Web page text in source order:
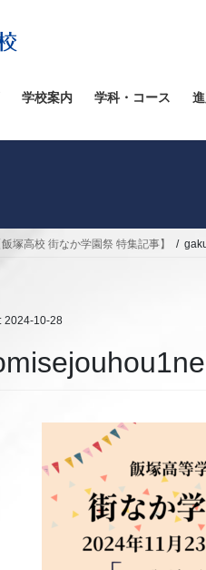
学校案内 学科・コース
塚高校 街なか学園祭 特集記事】
2024-10-28